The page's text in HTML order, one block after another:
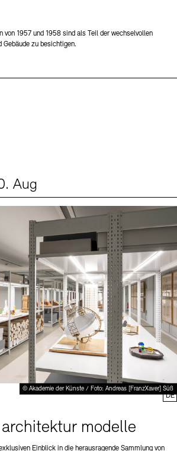
von 1957 und 1958 sind als Teil der wechselvollen
zu besichtigen.
Aug
© Akademie der Künste / Foto: Andreas [FranzXaver] Süß
modelle
Einblick in die herausragende Sammlung von
DE